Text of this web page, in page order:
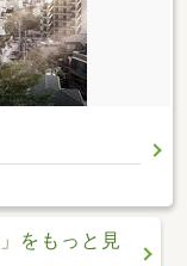
」をもっと見